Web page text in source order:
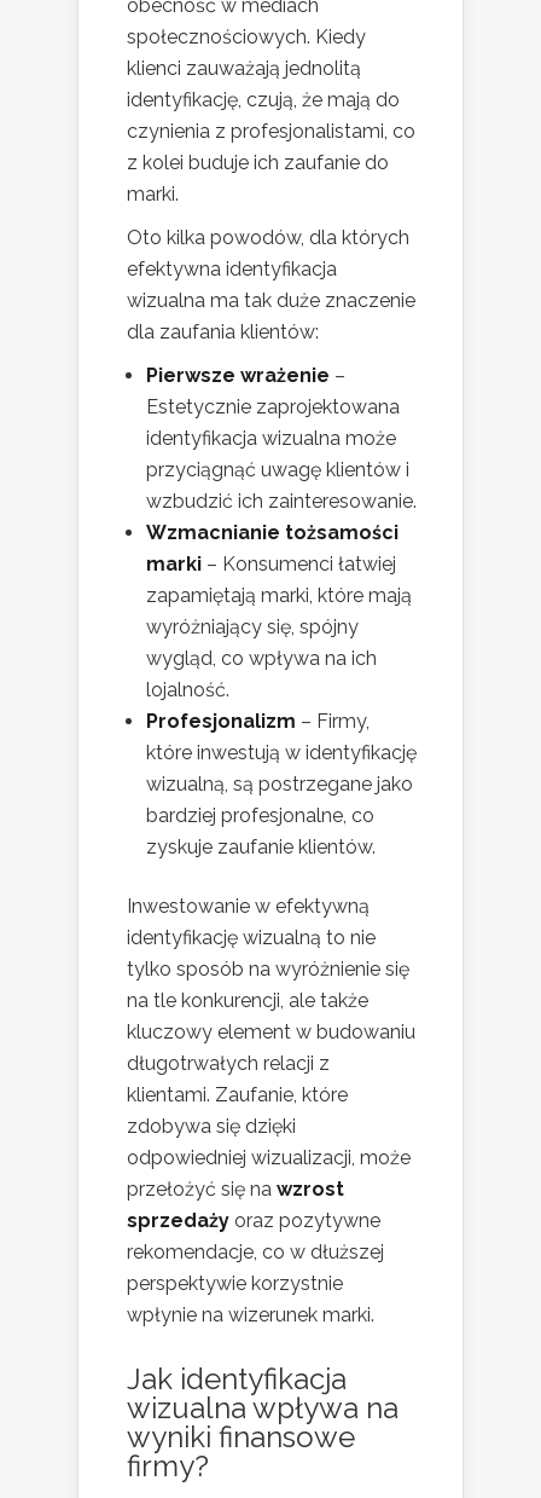
obecność w mediach
społecznościowych. Kiedy
klienci zauważają jednolitą
identyfikację, czują, że mają do
czynienia z profesjonalistami, co
z kolei buduje ich zaufanie do
marki.
Oto kilka powodów, dla których
efektywna identyfikacja
wizualna ma tak duże znaczenie
dla zaufania klientów:
Pierwsze wrażenie –
Estetycznie zaprojektowana
identyfikacja wizualna może
przyciągnąć uwagę klientów i
wzbudzić ich zainteresowanie.
Wzmacnianie tożsamości
marki – Konsumenci łatwiej
zapamiętają marki, które mają
wyróżniający się, spójny
wygląd, co wpływa na ich
lojalność.
Profesjonalizm – Firmy,
które inwestują w identyfikację
wizualną, są postrzegane jako
bardziej profesjonalne, co
zyskuje zaufanie klientów.
Inwestowanie w efektywną
identyfikację wizualną to nie
tylko sposób na wyróżnienie się
na tle konkurencji, ale także
kluczowy element w budowaniu
długotrwałych relacji z
klientami. Zaufanie, które
zdobywa się dzięki
odpowiedniej wizualizacji, może
przełożyć się na wzrost
sprzedaży oraz pozytywne
rekomendacje, co w dłuższej
perspektywie korzystnie
wpłynie na wizerunek marki.
Jak identyfikacja
wizualna wpływa na
wyniki finansowe
firmy?